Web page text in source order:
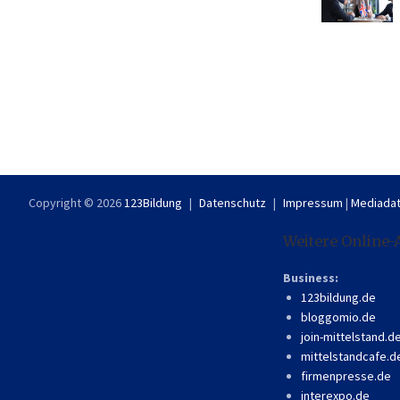
Copyright © 2026123Bildung Datenschutz Impressum |
Weitere Online-
Business:
123bildung.de
bloggomio.de
join-mittelstand.de
firmenpresse.de
interexpo.de